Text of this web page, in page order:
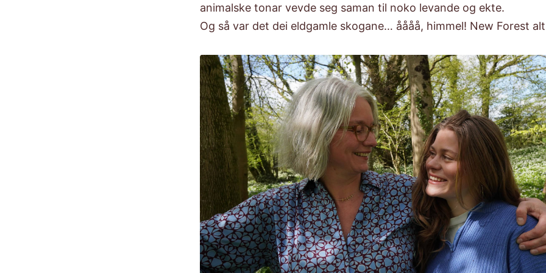
animalske tonar vevde seg saman til noko levande og ekte.
Og så var det dei eldgamle skogane… åååå, himmel! New Forest